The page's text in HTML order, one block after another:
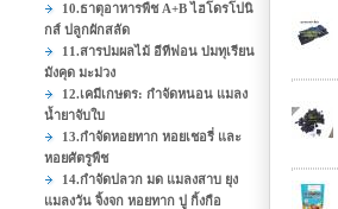
10.ธาตุอาหารพืช A+B ไฮโดรโปนิ
กส์ ปลูกผักสลัด
11.สารบ่มผลไม้ อีทีฟอน บ่มทุเรียน
มังคุด มะม่วง
12.เคมีเกษตร: กำจัดหนอน แมลง
น้ำยาจับใบ
13.กำจัดหอยทาก หอยเชอรี่ และ
หอยศัตรูพืช
14.กำจัดปลวก มด แมลงสาบ ยุง
แมลงวัน จิ้งจก หอยทาก ปู กิ้งกือ